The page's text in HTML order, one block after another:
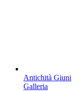
Antichità Giuni
Galleria